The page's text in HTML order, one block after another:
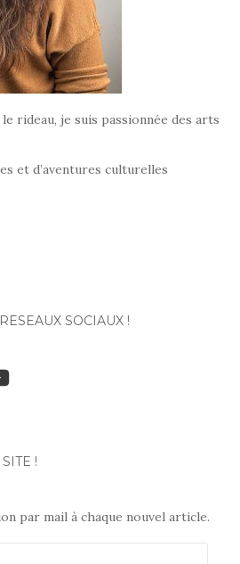
rideau, je suis passionnée des arts
et d’aventures culturelles
SOCIAUX !
!
par mail à chaque nouvel article.